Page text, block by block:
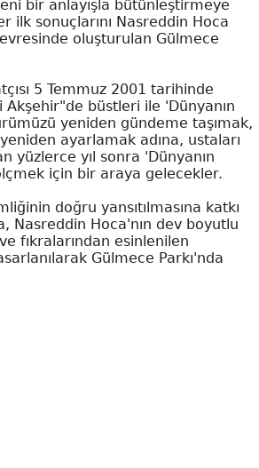
bir anlayışla bütünleştirmeye
ilk sonuçlarını Nasreddin Hoca
oluşturulan Gülmece
5 Temmuz 2001 tarihinde
Akşehir"de büstleri ile 'Dünyanın
yeniden gündeme taşımak,
ayarlamak adına, ustaları
yüzlerce yıl sonra 'Dünyanın
için bir araya gelecekler.
doğru yansıtılmasına katkı
Nasreddin Hoca'nın dev boyutlu
fıkralarından esinlenilen
Gülmece Parkı'nda